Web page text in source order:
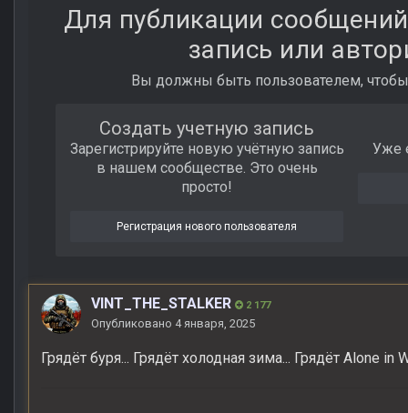
Для публикации
запись или
Вы должны быть пользователем,
Создать учетную запись
Зарегистрируйте новую учётную запись
в нашем сообществе. Это очень
просто!
Регистрация нового пользователя
Уже
VINT_THE_STALKER 2 177
Опубликовано 4 января, 2025
Грядёт буря... Грядёт холодная зима... Грядёт Alone in